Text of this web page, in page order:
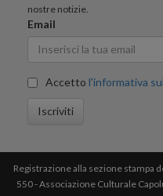
nostre notizie.
Email
Accetto l'informativa
Iscriviti
Registrazione alla sezione stampa
550 - Associazione Culturale